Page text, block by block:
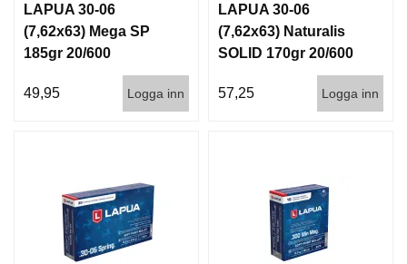
LAPUA 30-06
(7,62x63) Mega SP
185gr 20/600
49,95 Logga inn
LAPUA 30-06
(7,62x63) Naturalis
SOLID 170gr 20/600
57,25 Logga inn